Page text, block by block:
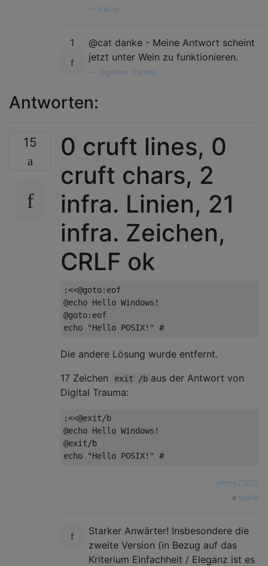
Katze
1
@cat danke - Meine Antwort scheint
jetzt unter Wein zu funktionieren.
Digitales Trauma
Antworten:
15
0 cruft lines, 0
cruft chars, 2
infra. Linien, 21
infra. Zeichen,
CRLF ok
:<<@goto:eof
@echo Hello Windows!
@goto:eof
Die andere Lösung wurde entfernt.
17 Zeichen
exit /b aus der Antwort von
Digital Trauma:
:<<@exit/b
@echo Hello Windows!
@exit/b
jimmy23013
quelle
Starker Anwärter! Insbesondere die
zweite Version (in Bezug auf das
Kriterium Einfachheit / Eleganz ist es